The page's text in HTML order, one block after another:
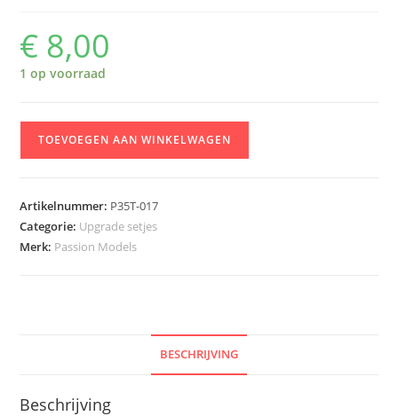
€ 8,00
1 op voorraad
A34
Comet
Engine
TOEVOEGEN AAN WINKELWAGEN
Artikelnummer: P35T-017
Categorie: Upgrade setjes
Merk: Passion Models
BESCHRIJVING
Beschrijving